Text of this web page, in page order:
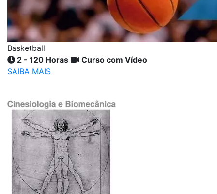
Basketball
2 - 120 Horas
Curso com Vídeo
SAIBA MAIS